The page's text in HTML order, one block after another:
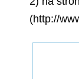
(http://